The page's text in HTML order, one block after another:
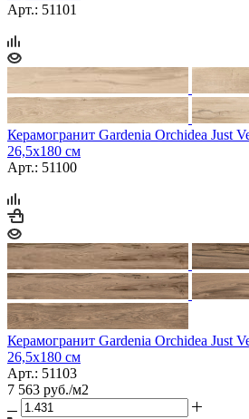
Арт.: 51101
Керамогранит Gardenia Orchidea Just
26,5x180 см
Арт.: 51100
Керамогранит Gardenia Orchidea Just
26,5x180 см
Арт.: 51103
7 563 руб./м2